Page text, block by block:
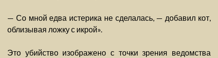
— Со мной едва истерика не сделалась, — добавил кот,
облизывая ложку с икрой».
Это убийство изображено с точки зрения ведомства